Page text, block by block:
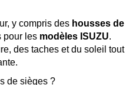
y compris des housses de
pour les modèles ISUZU.
des taches et du soleil tout
de sièges ?